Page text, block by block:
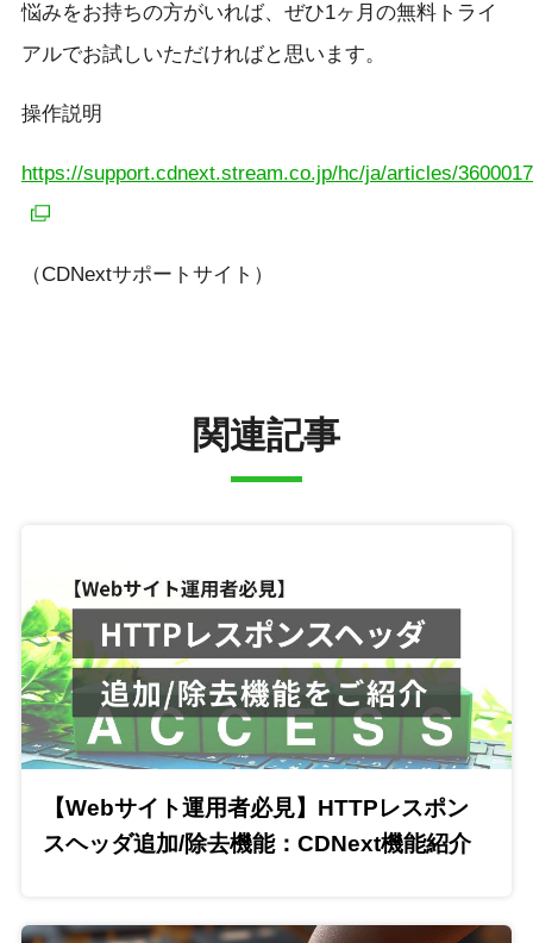
悩みをお持ちの方がいれば、ぜひ1ヶ月の無料トライ
アルでお試しいただければと思います。
操作説明
https://support.cdnext.stream.co.jp/hc/ja/articles/
（CDNextサポートサイト）
関連記事
【Webサイト運用者必見】HTTPレスポン
スヘッダ追加/除去機能：CDNext機能紹介